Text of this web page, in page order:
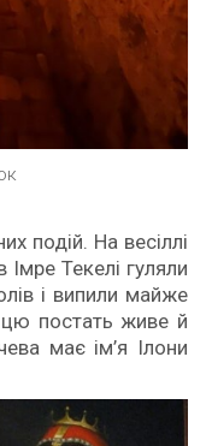
подій. На весіллі
Імре Текелі гуляли
і випили майже
постать живе й
має ім’я Ілони